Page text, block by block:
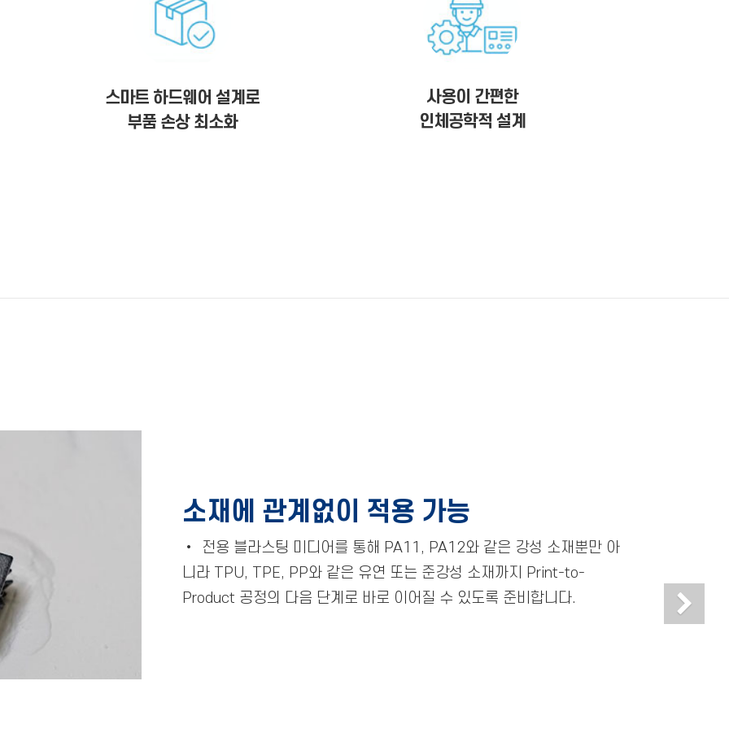
스마트 하드웨어 설계로
부품 손상 최소화
사용이 간편한
인체공학적 설계
소재에 관계없이 적용 가능
• 전용 블라스팅 미디어를 통해 PA11, PA12와 같은 강성 소재뿐만 아
니라 TPU, TPE, PP와 같은 유연 또는 준강성 소재까지 Print-to-
Product 공정의 다음 단계로 바로 이어질 수 있도록 준비합니다.